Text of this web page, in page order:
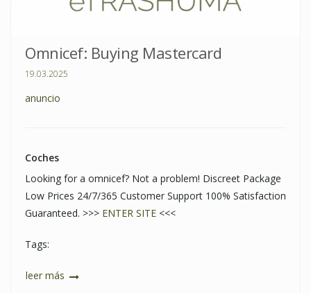
Omnicef: Buying Mastercard
19.03.2025
anuncio
Coches
Looking for a omnicef? Not a problem! Discreet Package
Low Prices 24/7/365 Customer Support 100% Satisfaction
Guaranteed. >>> ENTER SITE <<<
Tags:
leer más